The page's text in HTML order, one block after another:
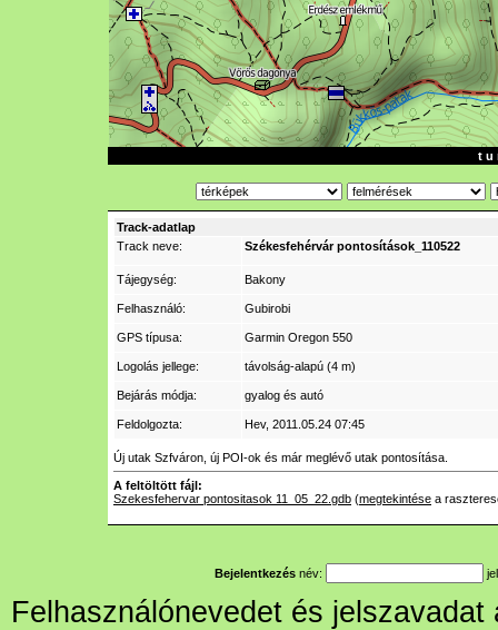
t u
Track-adatlap
Track neve:
Székesfehérvár pontosítások_110522
Tájegység: Bakony
Felhasználó: Gubirobi
GPS típusa: Garmin Oregon 550
Logolás jellege: távolság-alapú (4 m)
Bejárás módja: gyalog és autó
Feldolgozta: Hev, 2011.05.24 07:45
Új utak Szfváron, új POI-ok és már meglévő utak pontosítása.
A feltöltött fájl:
Szekesfehervar pontositasok 11_05_22.gdb (megtekintése a
Bejelentkezés név:
Felhasználónevedet és